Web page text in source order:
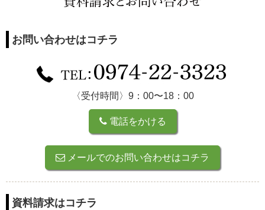
お問い合わせはコチラ
〈受付時間〉9：00〜18：00
電話をかける
メールでのお問い合わせはコチラ
資料請求はコチラ